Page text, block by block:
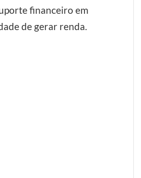
financeiro em
de gerar renda.